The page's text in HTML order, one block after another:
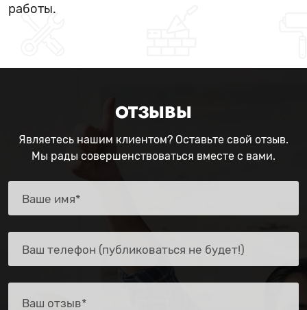
работы.
ОТЗЫВЫ
Являетесь нашим клиентом? Оставьте свой отзыв.
Мы рады совершенствоваться вместе с вами.